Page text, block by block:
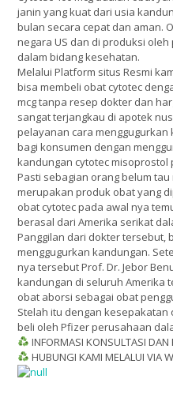
janin yang kuat dari usia
bulan secara cepat dan aman.
negara US dan di produksi
dalam bidang kesehatan.
Melalui Platform situs Resmi
bisa membeli obat cytotec
mcg tanpa resep dokter dan
sangat terjangkau di apotek
pelayanan cara
bagi konsumen dengan
kandungan cytotec misoprostol
Pasti sebagian orang belum tau
merupakan produk obat yang
obat cytotec pada awal nya
berasal dari Amerika serikat
Panggilan dari dokter tersebut,
menggugurkan kandungan.
nya tersebut Prof. Dr. Jebor
kandungan di seluruh Amerika
obat aborsi sebagai obat
Stelah itu dengan
beli oleh Pfizer perusahaan
INFORMASI KONSULTASI
HUBUNGI KAMI MELALUI VIA